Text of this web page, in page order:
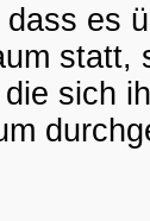
es
statt,
sich